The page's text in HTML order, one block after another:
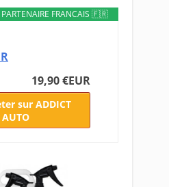
PARTENAIRE FRANCAIS 🇫🇷
19,90 €EUR
sur ADDICT
AUTO